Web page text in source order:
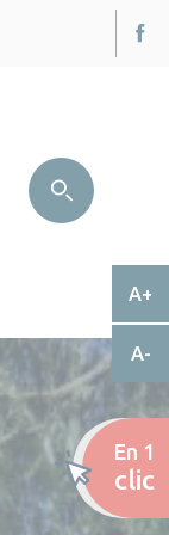
A+
A-
En 1
clic